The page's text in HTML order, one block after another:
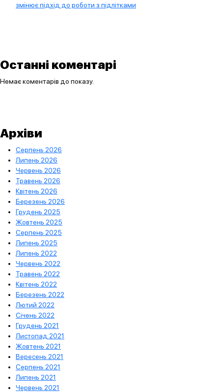
змінює підхід до роботи з підлітками
Останні коментарі
Немає коментарів до показу.
Архіви
Серпень 2026
Липень 2026
Червень 2026
Травень 2026
Квітень 2026
Березень 2026
Грудень 2025
Жовтень 2025
Серпень 2025
Липень 2025
Липень 2022
Червень 2022
Травень 2022
Квітень 2022
Березень 2022
Лютий 2022
Січень 2022
Грудень 2021
Листопад 2021
Жовтень 2021
Вересень 2021
Серпень 2021
Липень 2021
Червень 2021